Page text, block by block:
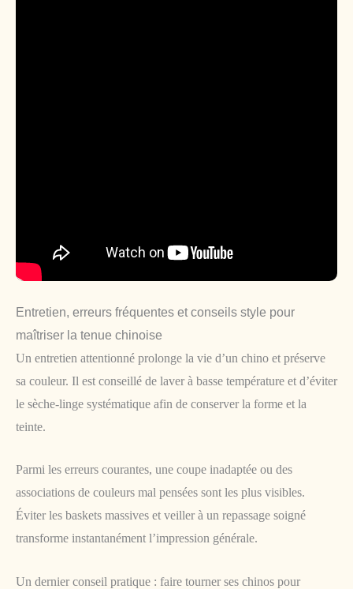
Entretien, erreurs fréquentes et conseils style pour
maîtriser la tenue chinoise
Un entretien attentionné prolonge la vie d’un chino et préserve
sa couleur. Il est conseillé de laver à basse température et d’éviter
le sèche-linge systématique afin de conserver la forme et la
teinte.
Parmi les erreurs courantes, une coupe inadaptée ou des
associations de couleurs mal pensées sont les plus visibles.
Éviter les baskets massives et veiller à un repassage soigné
transforme instantanément l’impression générale.
Un dernier conseil pratique : faire tourner ses chinos pour